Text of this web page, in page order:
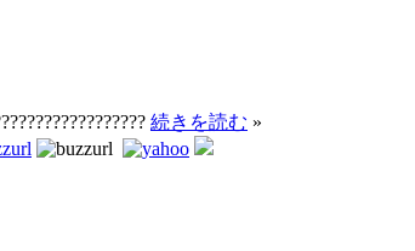
続きを読む »